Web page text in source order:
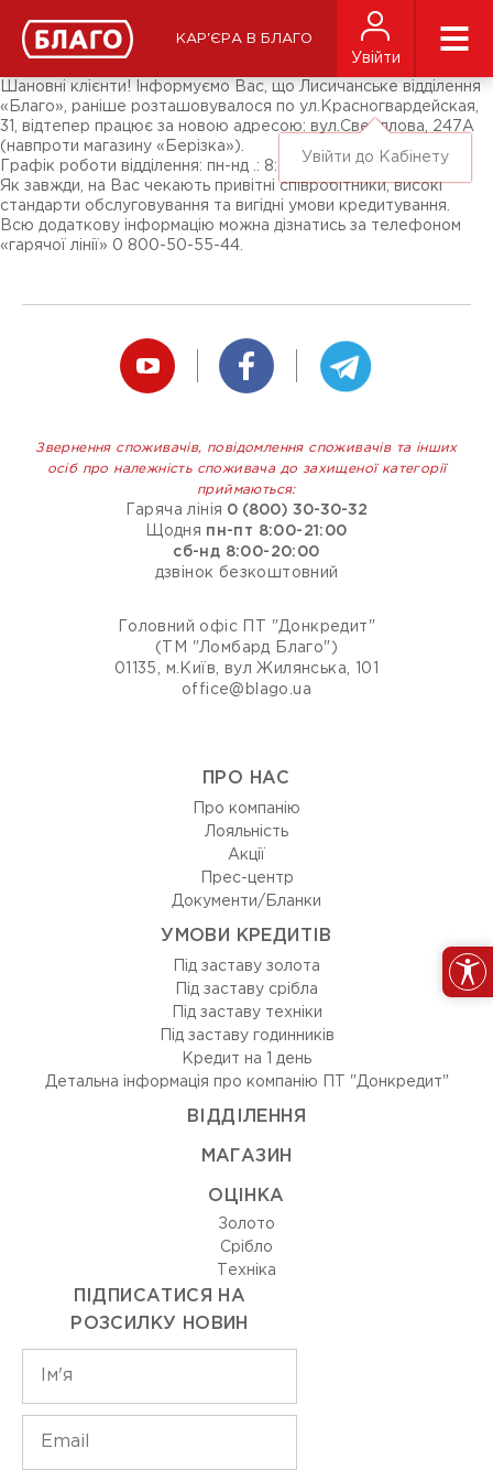
КАР'ЄРА В БЛАГО
Увійти
Увійти до Кабінету
ЗМІ про нас
Підписники соц-мереж
Ярмарки
Шановні клієнти! Інформуємо Вас, що Лисичанське відділення
«Благо», раніше розташовувалося по ул.Красногвардейская,
31, відтепер працює за новою адресою: вул.Свердлова, 247А
(навпроти магазину «Берізка»).
Графік роботи відділення: пн-нд .: 8: 00-18: 00
Як завжди, на Вас чекають привітні співробітники, високі
стандарти обслуговування та вигідні умови кредитування.
Всю додаткову інформацію можна дізнатись за телефоном
«гарячої лінії» 0 800-50-55-44.
Звернення споживачів, повідомлення споживачів та інших
осіб про належність споживача до захищеної категорії
приймаються:
Гаряча лінія 0 (800) 30-30-32
Щодня пн-пт 8:00-21:00
сб-нд 8:00-20:00
дзвінок безкоштовний
Головний офіс ПТ "Донкредит"
(ТМ "Ломбард Благо")
01135, м.Київ, вул Жилянська, 101
office@blago.ua
ПРО НАС
Про компанію
Лояльність
Акції
Прес-центр
Документи/Бланки
УМОВИ КРЕДИТІВ
Під заставу золота
Під заставу срібла
Під заставу техніки
Під заставу годинників
Кредит на 1 день
Детальна інформація про компанію ПТ "Донкредит"
ВIДДIЛЕННЯ
МАГАЗИН
ОЦIНКА
Золото
Срiбло
Технiка
ПІДПИСАТИСЯ НА
РОЗСИЛКУ НОВИН